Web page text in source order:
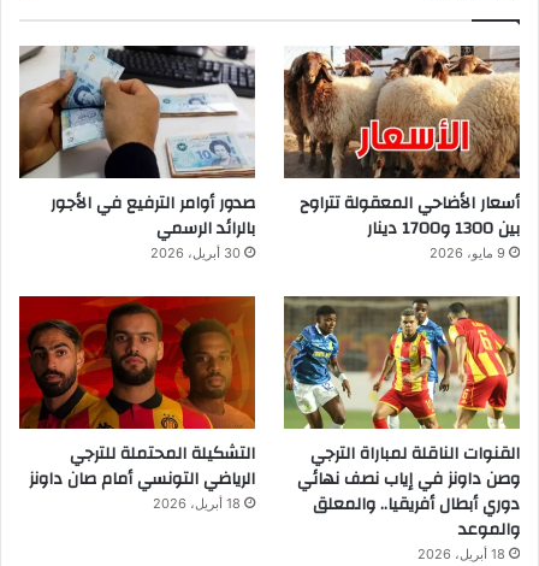
أسعار الأضاحي المعقولة تتراوح
بين 1300 و1700 دينار
9 مايو، 2026
صدور أوامر الترفيع في الأجور
بالرائد الرسمي
30 أبريل، 2026
القنوات الناقلة لمباراة الترجي
وصن داونز في إياب نصف نهائي
دوري أبطال أفريقيا.. والمعلق
والموعد
18 أبريل، 2026
التشكيلة المحتملة للترجي
الرياضي التونسي أمام صان داونز
18 أبريل، 2026